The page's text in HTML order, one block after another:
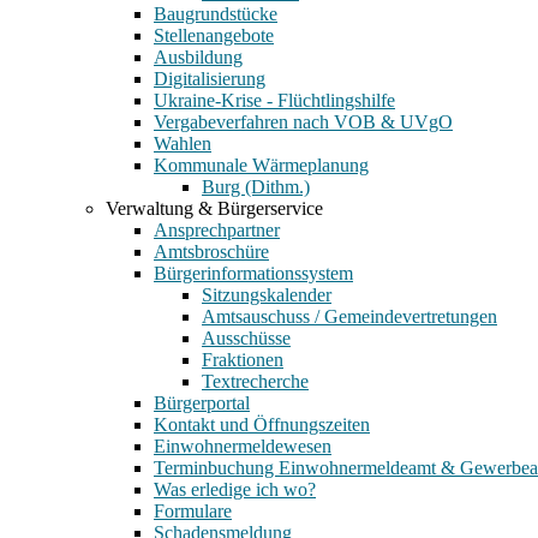
Baugrundstücke
Stellenangebote
Ausbildung
Digitalisierung
Ukraine-Krise - Flüchtlingshilfe
Vergabeverfahren nach VOB & UVgO
Wahlen
Kommunale Wärmeplanung
Burg (Dithm.)
Verwaltung & Bürgerservice
Ansprechpartner
Amtsbroschüre
Bürgerinformationssystem
Sitzungskalender
Amtsauschuss / Gemeindevertretungen
Ausschüsse
Fraktionen
Textrecherche
Bürgerportal
Kontakt und Öffnungszeiten
Einwohnermeldewesen
Terminbuchung Einwohnermeldeamt &
Was erledige ich wo?
Formulare
Schadensmeldung